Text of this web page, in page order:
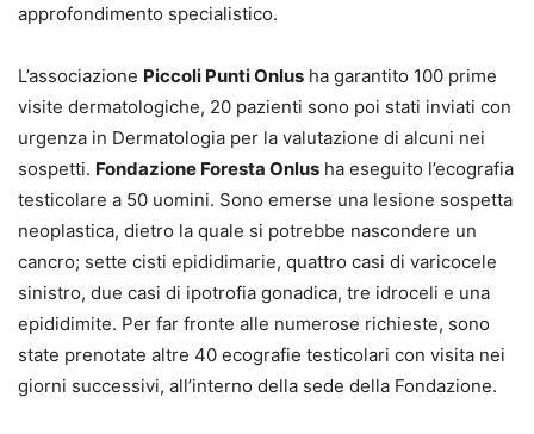
approfondimento specialistico.
L’associazione Piccoli Punti Onlus ha garantito 100 prime
visite dermatologiche, 20 pazienti sono poi stati inviati con
urgenza in Dermatologia per la valutazione di alcuni nei
sospetti. Fondazione Foresta Onlus ha eseguito l’ecografia
testicolare a 50 uomini. Sono emerse una lesione sospetta
neoplastica, dietro la quale si potrebbe nascondere un
cancro; sette cisti epididimarie, quattro casi di varicocele
sinistro, due casi di ipotrofia gonadica, tre idroceli e una
epididimite. Per far fronte alle numerose richieste, sono
state prenotate altre 40 ecografie testicolari con visita nei
giorni successivi, all’interno della sede della Fondazione.